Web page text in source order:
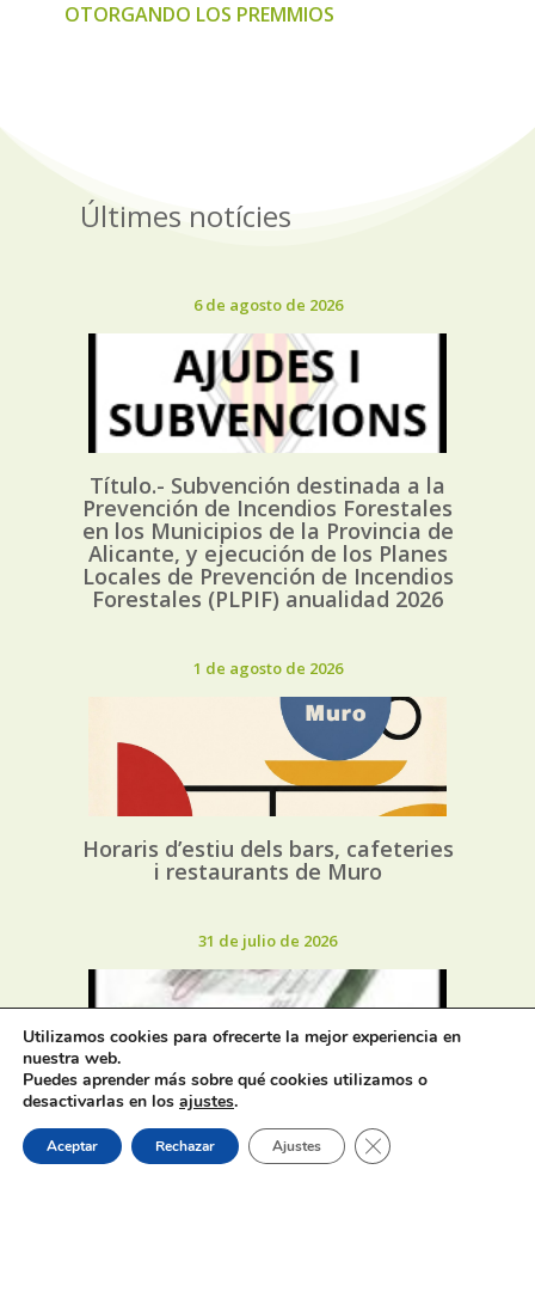
OTORGANDO LOS PREMMIOS
Últimes notícies
6 de agosto de 2026
Título.- Subvención destinada a la
Prevención de Incendios Forestales
en los Municipios de la Provincia de
Alicante, y ejecución de los Planes
Locales de Prevención de Incendios
Forestales (PLPIF) anualidad 2026
1 de agosto de 2026
Horaris d’estiu dels bars, cafeteries
i restaurants de Muro
31 de julio de 2026
Oferta de Trabajo: SAD, SERVICIO
DE AYUDA A DOMICILIO
Utilizamos cookies para ofrecerte la mejor experiencia en
nuestra web.
Puedes aprender más sobre qué cookies utilizamos o
desactivarlas en los ajustes.
Aceptar Rechazar Ajustes Cerrar el banner de